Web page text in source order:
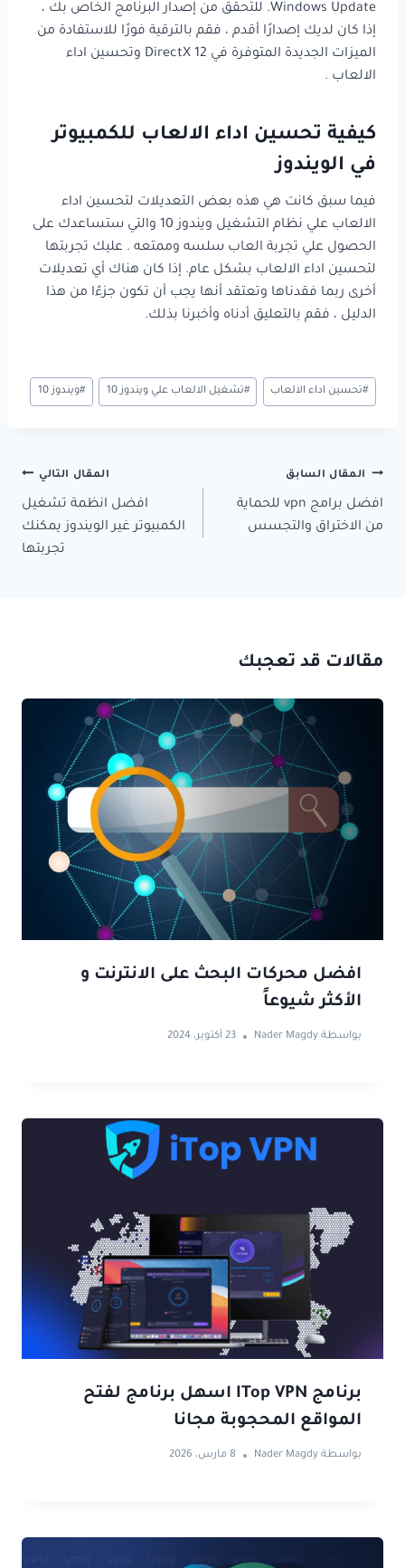
Windows Update. للتحقق من إصدار البرنامج الخاص بك ،
إذا كان لديك إصدارًا أقدم ، فقم بالترقية فورًا للاستفادة من
الميزات الجديدة المتوفرة في DirectX 12 وتحسين اداء
الالعاب .
كيفية تحسين اداء الالعاب للكمبيوتر
في الويندوز
فيما سبق كانت هي هذه بعض التعديلات لتحسين اداء
الالعاب علي نظام التشغيل ويندوز 10 والتي ستساعدك على
الحصول علي تجربة العاب سلسه وممتعه . عليك تجربتها
لتحسين اداء الالعاب بشكل عام. إذا كان هناك أي تعديلات
أخرى ربما فقدناها وتعتقد أنها يجب أن تكون جزءًا من هذا
الدليل ، فقم بالتعليق أدناه وأخبرنا بذلك.
وسوم
المقال:
#تحسين اداء الالعاب #تشغيل الالعاب علي ويندوز 10 #ويندوز 10
تصفّح
المقالات
المقال السابق
افضل برامج vpn للحماية
من الاختراق والتجسس
المقال التالي
افضل انظمة تشغيل
الكمبيوتر غير الويندوز يمكنك
تجربتها
مقالات قد تعجبك
افضل محركات البحث على الانترنت و
الأكثر شيوعاً
بواسطة Nader Magdy 23 أكتوبر، 2024
برنامج ITop VPN اسهل برنامج لفتح
المواقع المحجوبة مجانا
بواسطة Nader Magdy 8 مارس، 2026